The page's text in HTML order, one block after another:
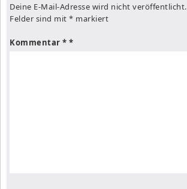
Deine E-Mail-Adresse wird nicht veröffentlicht.
Felder sind mit * markiert
Kommentar *